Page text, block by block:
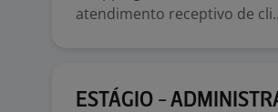
atendimento receptivo de
ESTÁGIO -